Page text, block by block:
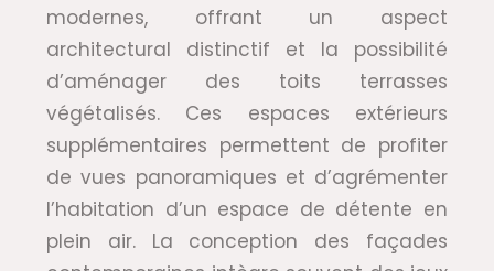
modernes, offrant un aspect
architectural distinctif et la possibilité
d’aménager des toits terrasses
végétalisés. Ces espaces extérieurs
supplémentaires permettent de profiter
de vues panoramiques et d’agrémenter
l’habitation d’un espace de détente en
plein air. La conception des façades